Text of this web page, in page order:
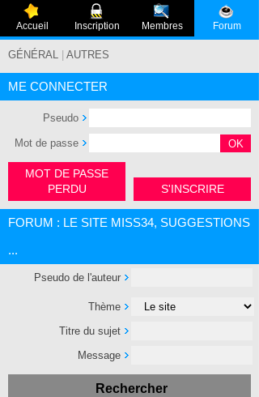
Accueil Inscription Membres Forum
GÉNÉRAL AUTRES
ME CONNECTER
Pseudo
Mot de passe
MOT DE PASSE
PERDU
S'INSCRIRE
FORUM : LE SITE MISS34, SUGGESTIONS
...
Pseudo de l'auteur
Thème
Titre du sujet
Message